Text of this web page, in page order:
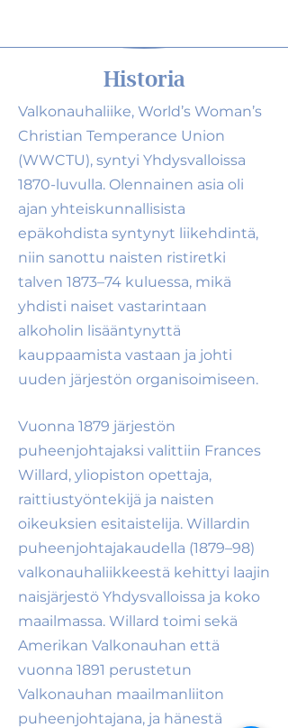
Historia
Valkonauhaliike, World’s Woman’s
Christian Temperance Union
(WWCTU), syntyi Yhdysvalloissa
1870-luvulla. Olennainen asia oli
ajan yhteiskunnallisista
epäkohdista syntynyt liikehdintä,
niin sanottu naisten ristiretki
talven 1873–74 kuluessa, mikä
yhdisti naiset vastarintaan
alkoholin lisääntynyttä
kauppaamista vastaan ja johti
uuden järjestön organisoimiseen.
Vuonna 1879 järjestön
puheenjohtajaksi valittiin Frances
Willard, yliopiston opettaja,
raittiustyöntekijä ja naisten
oikeuksien esitaistelija. Willardin
puheenjohtajakaudella (1879–98)
valkonauhaliikkeestä kehittyi laajin
naisjärjestö Yhdysvalloissa ja koko
maailmassa. Willard toimi sekä
Amerikan Valkonauhan että
vuonna 1891 perustetun
Valkonauhan maailmanliiton
puheenjohtajana, ja hänestä